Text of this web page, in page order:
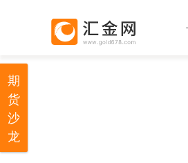
期
货
沙
龙